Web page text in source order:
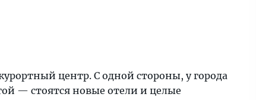
центр. С одной стороны, у города
— стоятся новые отели и целые